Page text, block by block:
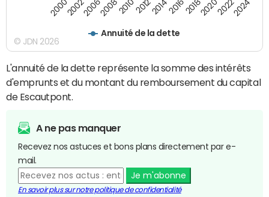
Annuité de la dette
200020022006200820102012201420162018202020222024
© JDN 2026
L'annuité de la dette représente la somme des intérêts
d'emprunts et du montant du remboursement du capital
de Escautpont.
A ne pas manquer
Recevez nos astuces et bons plans directement par e-
mail.
Je m'abonne
En savoir plus sur notre politique de confidentialité